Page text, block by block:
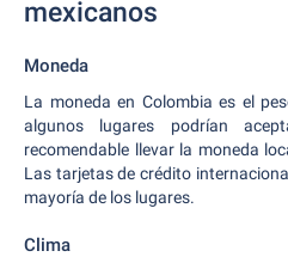
mexicanos
Moneda
La moneda en Colombia es el
algunos lugares podrían
recomendable llevar la moneda
Las tarjetas de crédito
mayoría de los lugares.
Clima